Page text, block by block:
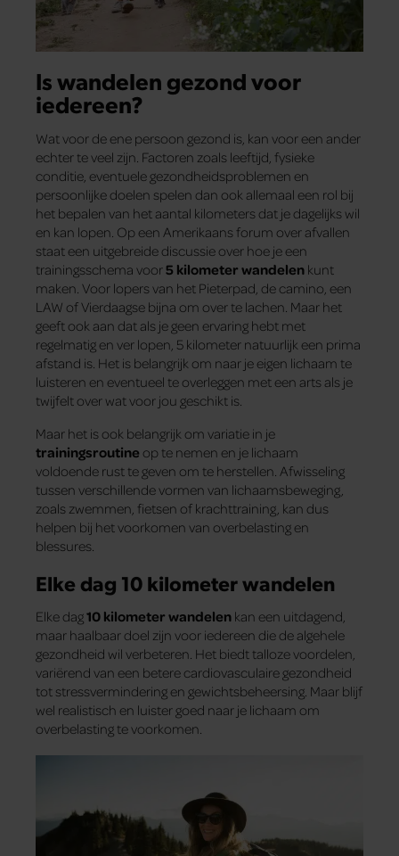
Is wandelen gezond voor
iedereen?
Wat voor de ene persoon gezond is, kan voor een ander
echter te veel zijn. Factoren zoals leeftijd, fysieke
conditie, eventuele gezondheidsproblemen en
persoonlijke doelen spelen dan ook allemaal een rol bij
het bepalen van het aantal kilometers dat je dagelijks wil
en kan lopen. Op een Amerikaans forum over afvallen
staat een uitgebreide discussie over hoe je een
trainingsschema voor5 kilometer wandelen kunt
maken. Voor lopers van het Pieterpad, de camino, een
LAW of Vierdaagse bijna om over te lachen. Maar het
geeft ook aan dat als je geen ervaring hebt met
regelmatig en ver lopen, 5 kilometer natuurlijk een prima
afstand is. Het is belangrijk om naar je eigen lichaam te
luisteren en eventueel te overleggen met een arts als je
twijfelt over wat voor jou geschikt is.
Maar het is ook belangrijk om variatie in je
trainingsroutine op te nemen en je lichaam
voldoende rust te geven om te herstellen. Afwisseling
tussen verschillende vormen van lichaamsbeweging,
zoals zwemmen, fietsen of krachttraining, kan dus
helpen bij het voorkomen van overbelasting en
blessures.
Elke dag 10 kilometer wandelen
Elke dag10 kilometer wandelen kan een uitdagend,
maar haalbaar doel zijn voor iedereen die de algehele
gezondheid wil verbeteren. Het biedt talloze voordelen,
variërend van een betere cardiovasculaire gezondheid
tot stressvermindering en gewichtsbeheersing. Maar blijf
wel realistisch en luister goed naar je lichaam om
overbelasting te voorkomen.